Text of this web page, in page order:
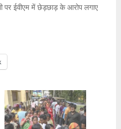
पर ईवीएम में छेड़छाड़ के आरोप लगाए